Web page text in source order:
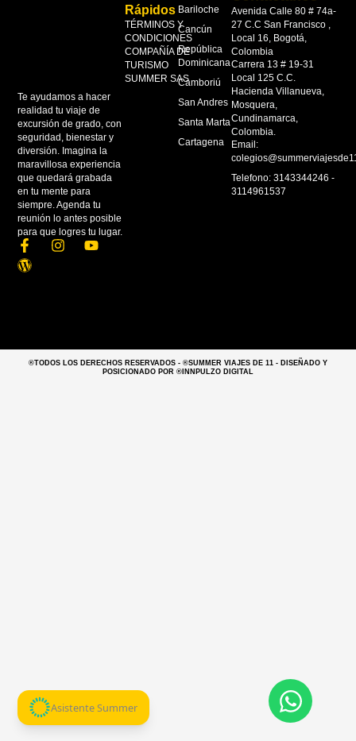
Te ayudamos a hacer
realidad tu viaje de
excursión de grado, con
seguridad, bienestar y
diversión. Imagina la
maravillosa experiencia
que quedará grabada
en tu mente para
siempre. Agenda tu
reunión lo antes posible
para que logres tu lugar.
Asistente Summer
F
a
c
-
I
m
Y
W
o
r
s
Bariloche
Cancún
República
Dominicana
Camboriú
San Andres
Santa Marta
Cartagena
Rápidos
TÉRMINOS Y
CONDICIONES
COMPAÑÍA DE
TURISMO
SUMMER SAS
Avenida Calle 80 # 74a-
27 C.C San Francisco ,
Local 16, Bogotá,
Colombia
Carrera 13 # 19-31
Local 125 C.C.
Hacienda Villanueva,
Mosquera,
Cundinamarca,
Colombia.
Email:
Telefono: 3143344246 -
3114961537
®TODOS LOS DERECHOS RESERVADOS - ®SUMMER VIAJES DE 11 - DISEÑADO Y
POSICIONADO POR ®INNPULZO DIGITAL